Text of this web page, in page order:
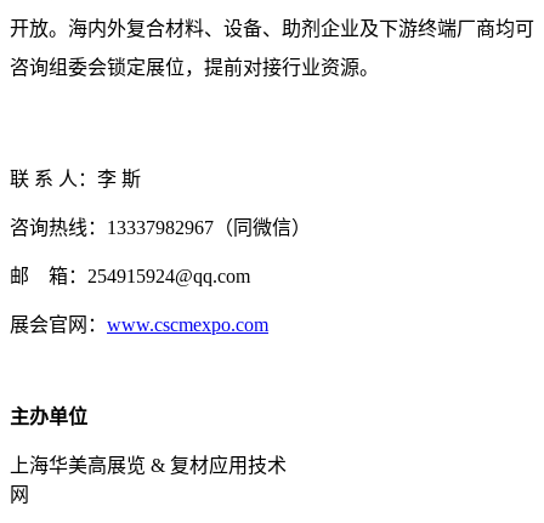
开放。海内外复合材料、设备、助剂企业及下游终端厂商均可
咨询组委会锁定展位，提前对接行业资源。
联 系 人：李 斯
咨询热线：13337982967（同微信）
邮 箱：254915924@qq.com
展会官网： www.cscmexpo.com
主办单位
上海华美高展览 & 复材应用技术
网